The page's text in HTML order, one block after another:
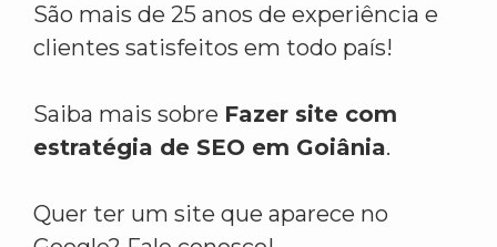
São mais de 25 anos de experiência e
clientes satisfeitos em todo país!
Saiba mais sobre Fazer site com
estratégia de SEO em Goiânia.
Quer ter um site que aparece no